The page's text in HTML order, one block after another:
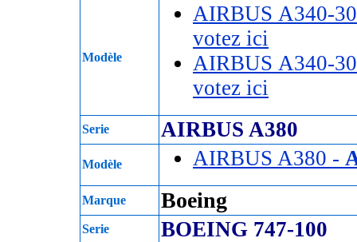
Modèle
AIRBUS A340-
votez ici
AIRBUS A340-
votez ici
Serie AIRBUS A380
Modèle AIRBUS A380 -
Marque Boeing
Serie BOEING 747-100